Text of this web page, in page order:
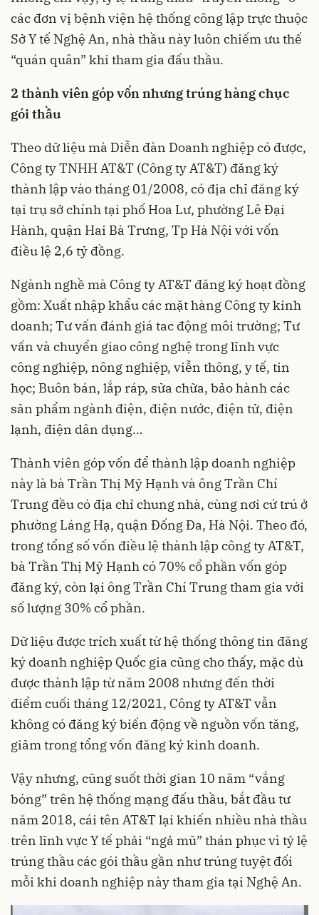
các đơn vị bệnh viện hệ thống công lập trực thuộc
Sở Y tế Nghệ An, nhà thầu này luôn chiếm ưu thế
“quán quân” khi tham gia đấu thầu.
2 thành viên góp vốn nhưng trúng hàng chục
gói thầu
Theo dữ liệu mà Diễn đàn Doanh nghiệpcó được,
Công ty TNHH AT&T (Công ty AT&T) đăng ký
thành lập vào tháng 01/2008, có địa chỉ đăng ký
tại trụ sở chính tại phố Hoa Lư, phường Lê Đại
Hành, quận Hai Bà Trưng, Tp Hà Nội với vốn
điều lệ 2,6 tỷ đồng.
Ngành nghề mà Công ty AT&T đăng ký hoạt đồng
gồm: Xuất nhập khẩu các mặt hàng Công ty kinh
doanh; Tư vấn đánh giá tac động môi trường; Tư
vấn và chuyển giao công nghệ trong lĩnh vực
công nghiệp, nông nghiệp, viễn thông, y tế, tin
học; Buôn bán, lắp ráp, sửa chữa, bảo hành các
sản phẩm ngành điện, điện nước, điện tử, điện
lạnh, điện dân dụng…
Thành viên góp vốn để thành lập doanh nghiệp
này là bà Trần Thị Mỹ Hạnh và ông Trần Chí
Trung đều có địa chỉ chung nhà, cùng nơi cứ trú ở
phường Láng Hạ, quận Đống Đa, Hà Nội. Theo đó,
trong tổng số vốn điều lệ thành lập công ty AT&T,
bà Trần Thị Mỹ Hạnh có 70% cổ phần vốn góp
đăng ký, còn lại ông Trần Chí Trung tham gia với
số lượng 30% cổ phần.
Dữ liệu được trích xuất từ hệ thống thông tin đăng
ký doanh nghiệp Quốc gia cũng cho thấy, mặc dù
được thành lập từ năm 2008 nhưng đến thời
điểm cuối tháng 12/2021, Công ty AT&T vẫn
không có đăng ký biến động về nguồn vốn tăng,
giảm trong tổng vốn đăng ký kinh doanh.
Vậy nhưng, cũng suốt thời gian 10 năm “vắng
bóng” trên hệ thống mạng đấu thầu, bắt đầu tư
năm 2018, cái tên AT&T lại khiến nhiều nhà thầu
trên lĩnh vực Y tế phải “ngả mũ” thán phục vì tỷ lệ
trúng thầu các gói thầu gần như trúng tuyệt đối
mỗi khi doanh nghiệp này tham gia tại Nghệ An.